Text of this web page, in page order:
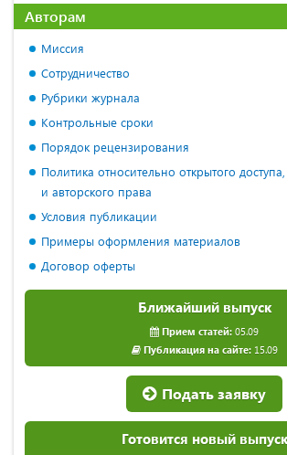
Авторам
Миссия
Сотрудничество
Рубрики журнала
Контрольные сроки
Порядок рецензирования
Политика относительно открытого
и авторского права
Условия публикации
Примеры оформления материалов
Договор оферты
Ближайший выпуск
Прием статей: 05.09
Публикация на сайте:15.09
Подать заявку
Готовится новый выпуск